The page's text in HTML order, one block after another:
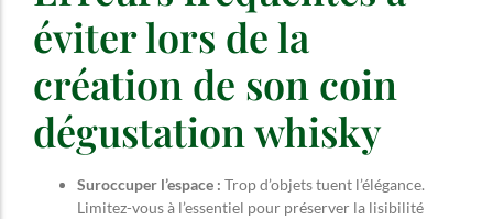
éviter lors de la
création de son coin
dégustation whisky
Suroccuper l’espace : Trop d’objets tuent l’élégance.
Limitez-vous à l’essentiel pour préserver la lisibilité